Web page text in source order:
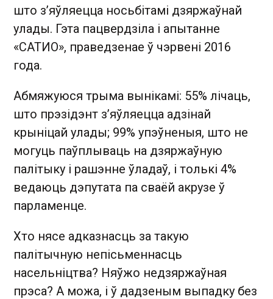
што з’яўляецца носьбітамі дзяржаўнай
улады. Гэта пацвердзіла і апытанне
«САТИО», праведзенае ў чэрвені 2016
года.
Абмяжуюся трыма вынікамі: 55% лічаць,
што прэзідэнт з’яўляецца адзінай
крыніцай улады; 99% упэўненыя, што не
могуць паўплываць на дзяржаўную
палітыку і рашэнне ўладаў, і толькі 4%
ведаюць дэпутата па сваёй акрузе ў
парламенце.
Хто нясе адказнасць за такую
палітычную непісьменнасць
насельніцтва? Няўжо недзяржаўная
прэса? А можа, і ў дадзеным выпадку без